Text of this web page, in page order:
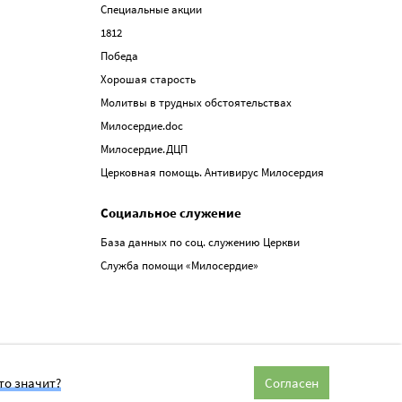
Специальные акции
1812
Победа
Хорошая старость
Молитвы в трудных обстоятельствах
Милосердие.doc
Милосердие.ДЦП
Церковная помощь. Антивирус Милосердия
Социальное служение
База данных по соц. служению Церкви
Служба помощи «Милосердие»
значит? Согласен